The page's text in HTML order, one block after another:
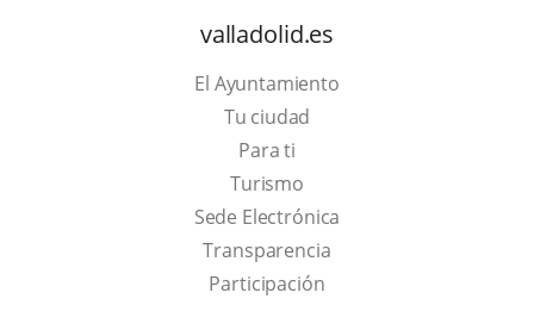
valladolid.es
El Ayuntamiento
Tu ciudad
Para ti
TurismoThis
link
will
open
Sede Electrónica
Transparencia
Participación